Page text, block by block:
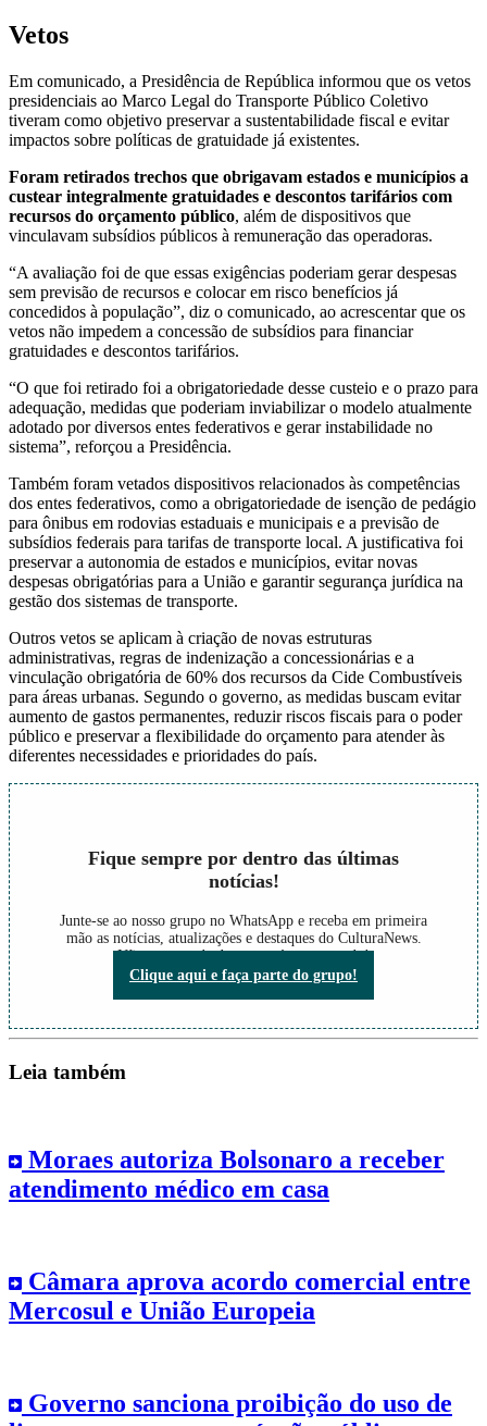
Vetos
Em comunicado, a Presidência de República informou que os vetos
presidenciais ao Marco Legal do Transporte Público Coletivo
tiveram como objetivo preservar a sustentabilidade fiscal e evitar
impactos sobre políticas de gratuidade já existentes.
Foram retirados trechos que obrigavam estados e municípios a
custear integralmente gratuidades e descontos tarifários com
recursos do orçamento público, além de dispositivos que
vinculavam subsídios públicos à remuneração das operadoras.
“A avaliação foi de que essas exigências poderiam gerar despesas
sem previsão de recursos e colocar em risco benefícios já
concedidos à população”, diz o comunicado, ao acrescentar que os
vetos não impedem a concessão de subsídios para financiar
gratuidades e descontos tarifários.
“O que foi retirado foi a obrigatoriedade desse custeio e o prazo para
adequação, medidas que poderiam inviabilizar o modelo atualmente
adotado por diversos entes federativos e gerar instabilidade no
sistema”, reforçou a Presidência.
Também foram vetados dispositivos relacionados às competências
dos entes federativos, como a obrigatoriedade de isenção de pedágio
para ônibus em rodovias estaduais e municipais e a previsão de
subsídios federais para tarifas de transporte local. A justificativa foi
preservar a autonomia de estados e municípios, evitar novas
despesas obrigatórias para a União e garantir segurança jurídica na
gestão dos sistemas de transporte.
Outros vetos se aplicam à criação de novas estruturas
administrativas, regras de indenização a concessionárias e a
vinculação obrigatória de 60% dos recursos da Cide Combustíveis
para áreas urbanas. Segundo o governo, as medidas buscam evitar
aumento de gastos permanentes, reduzir riscos fiscais para o poder
público e preservar a flexibilidade do orçamento para atender às
diferentes necessidades e prioridades do país.
Fique sempre por dentro das últimas
notícias!
Junte-se ao nosso grupo no WhatsApp e receba em primeira
mão as notícias, atualizações e destaques do CulturaNews.
Não perca nada do que está acontecendo!
Clique aqui e faça parte do grupo!
Leia também
Moraes autoriza Bolsonaro a receber
atendimento médico em casa
Câmara aprova acordo comercial entre
Mercosul e União Europeia
Governo sanciona proibição do uso de